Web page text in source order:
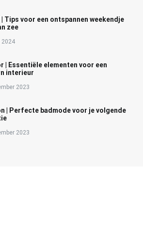
Tips voor een ontspannen weekendje
zee
2024
| Essentiële elementen voor een
interieur
2023
| Perfecte badmode voor je volgende
2023